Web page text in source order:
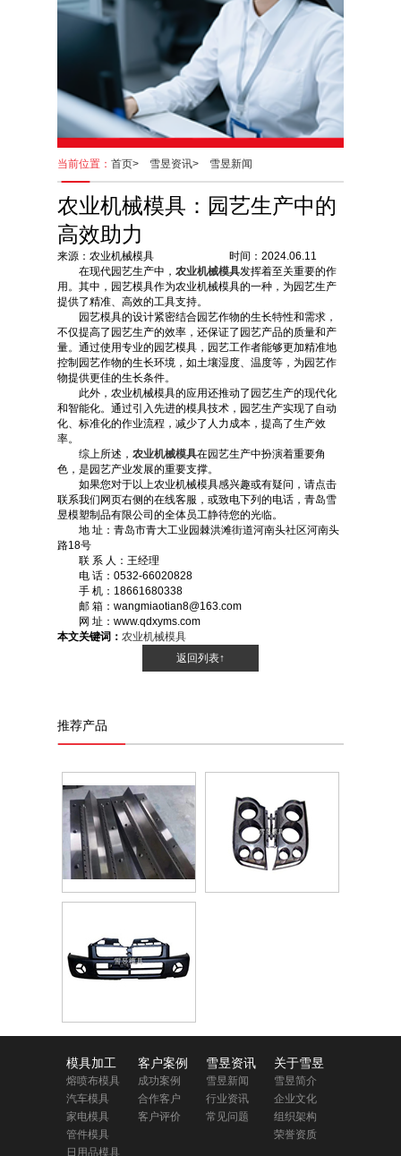
当前位置： 首页> 雪昱资讯> 雪昱新闻
农业机械模具：园艺生产中的
高效助力
来源：农业机械模具 时间：2024.06.11
在现代园艺生产中， 农业机械模具发挥着至关重要的作
用。其中，园艺模具作为农业机械模具的一种，为园艺生产
提供了精准、高效的工具支持。
园艺模具的设计紧密结合园艺作物的生长特性和需求，
不仅提高了园艺生产的效率，还保证了园艺产品的质量和产
量。通过使用专业的园艺模具，园艺工作者能够更加精准地
控制园艺作物的生长环境，如土壤湿度、温度等，为园艺作
物提供更佳的生长条件。
此外，农业机械模具的应用还推动了园艺生产的现代化
和智能化。通过引入先进的模具技术，园艺生产实现了自动
化、标准化的作业流程，减少了人力成本，提高了生产效
率。
综上所述， 农业机械模具在园艺生产中扮演着重要角
色，是园艺产业发展的重要支撑。
如果您对于以上农业机械模具感兴趣或有疑问，请点击
联系我们网页右侧的在线客服，或致电下列的电话，青岛雪
昱模塑制品有限公司的全体员工静待您的光临。
地 址：青岛市青大工业园棘洪滩街道河南头社区河南头
路18号
联 系 人：王经理
电 话：0532-66020828
手 机：18661680338
邮 箱：wangmiaotian8@163.com
网 址：www.qdxyms.com
本文关键词： 农业机械模具
返回列表↑
推荐产品
模具加工
熔喷布模具
汽车模具
家电模具
管件模具
日用品模具
客户案例
成功案例
合作客户
客户评价
雪昱资讯
雪昱新闻
行业资讯
常见问题
关于雪昱
雪昱简介
企业文化
组织架构
荣誉资质